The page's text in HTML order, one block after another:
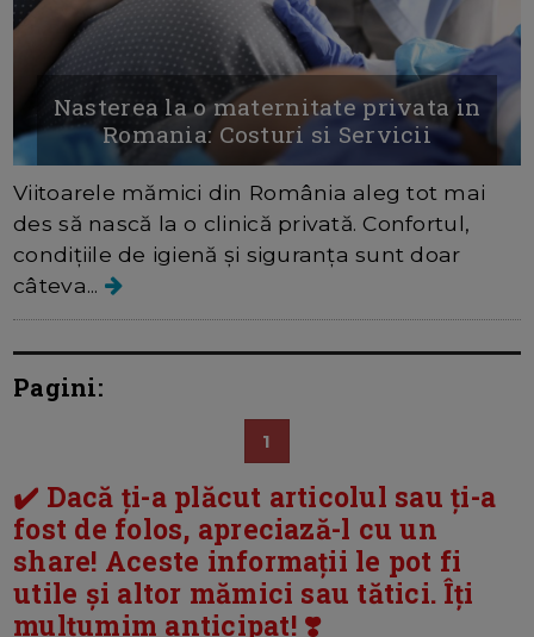
Nasterea la o maternitate privata in
Romania: Costuri si Servicii
Viitoarele mămici din România aleg tot mai
des să nască la o clinică privată. Confortul,
condițiile de igienă și siguranța sunt doar
câteva...
Pagini:
1
✔️ Dacă ți-a plăcut articolul sau ți-a
fost de folos, apreciază-l cu un
share! Aceste informații le pot fi
utile și altor mămici sau tătici. Îți
mulțumim anticipat! ❣️